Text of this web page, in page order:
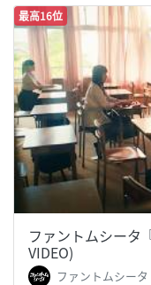
最高16位
ファントムシータ
VIDEO)
ファントムシータ